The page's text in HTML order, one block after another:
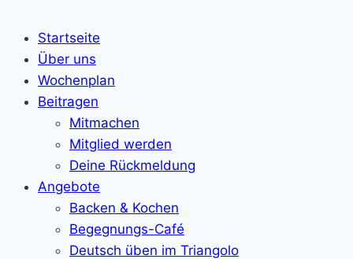
Startseite
Über uns
Wochenplan
Beitragen
Mitmachen
Mitglied werden
Deine Rückmeldung
Angebote
Backen & Kochen
Begegnungs-Café
Deutsch üben im Triangolo